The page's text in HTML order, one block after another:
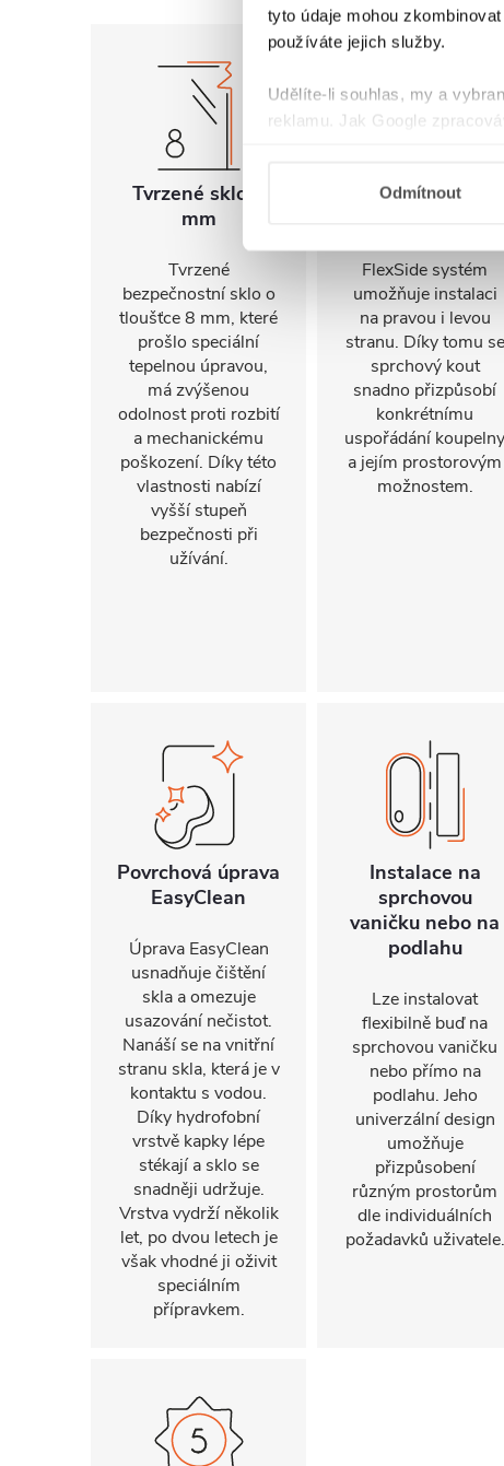
tyto údaje mohou
používáte jejich služby.
Udělíte-li souhlas, my a
reklamu. Jak Google
Odmítnout
Tvrzené sklo 8
mm
Tvrzené
bezpečnostní sklo o
tloušťce 8 mm, které
prošlo speciální
tepelnou úpravou,
má zvýšenou
odolnost proti rozbití
a mechanickému
poškození. Díky této
vlastnosti nabízí
vyšší stupeň
bezpečnosti při
užívání.
Univerzální
FlexSide systém
umožňuje instalaci
na pravou i levou
stranu. Díky tomu se
sprchový kout
snadno přizpůsobí
konkrétnímu
uspořádání koupelny
a jejím prostorovým
možnostem.
Povrchová úprava
EasyClean
Úprava EasyClean
usnadňuje čištění
skla a omezuje
usazování nečistot.
Nanáší se na vnitřní
stranu skla, která je v
kontaktu s vodou.
Díky hydrofobní
vrstvě kapky lépe
stékají a sklo se
snadněji udržuje.
Vrstva vydrží několik
let, po dvou letech je
však vhodné ji oživit
speciálním
přípravkem.
Instalace na
sprchovou
vaničku nebo na
podlahu
Lze instalovat
flexibilně buď na
sprchovou vaničku
nebo přímo na
podlahu. Jeho
univerzální design
umožňuje
přizpůsobení
různým prostorům
dle individuálních
požadavků uživatele.